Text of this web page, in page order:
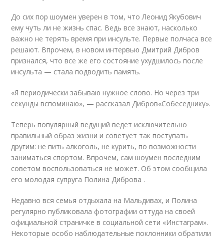
До сих пор шоумен уверен в том, что Леонид Якубович
ему чуть ли не жизнь спас. Ведь все знают, насколько
важно не терять время при инсульте. Первые полчаса все
решают. Впрочем, в новом интервью Дмитрий Дибров
признался, что все же его состояние ухудшилось после
инсульта — стала подводить память.
«Я периодически забываю нужное слово. Но через три
секунды вспоминаю», — рассказал Дибров«Собеседнику».
Теперь популярный ведущий ведет исключительно
правильный образ жизни и советует так поступать
другим: не пить алкоголь, не курить, по возможности
заниматься спортом. Впрочем, сам шоумен последним
советом воспользоваться не может. Об этом сообщила
его молодая супруга Полина Диброва .
Недавно вся семья отдыхала на Мальдивах, и Полина
регулярно публиковала фотографии оттуда на своей
официальной страничке в социальной сети «Инстаграм».
Некоторые особо наблюдательные поклонники обратили